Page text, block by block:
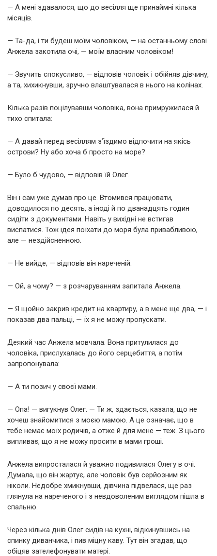
— А мені здавалося, що до весілля ще принаймні кілька
місяців.
— Та-да, і ти будеш моїм чоловіком, — на останньому слові
Анжела закотила очі, — моїм власним чоловіком!
— Звучить спокусливо, — відповів чоловік і обійняв дівчину,
а та, хихикнувши, зручно влаштувалася в нього на колінах.
Кілька разів поцілувавши чоловіка, вона примружилася й
тихо спитала:
— А давай перед весіллям з’їздимо відпочити на якісь
острови? Ну або хоча б просто на море?
— Було б чудово, — відповів їй Олег.
Він і сам уже думав про це. Втомився працювати,
доводилося по десять, а іноді й по дванадцять годин
сидіти з документами. Навіть у вихідні не встигав
виспатися. Тож ідея поїхати до моря була привабливою,
але — нездійсненною.
— Не вийде, — відповів він нареченій.
— Ой, а чому? — з розчаруванням запитала Анжела.
— Я щойно закрив кредит на квартиру, а в мене ще два, — і
показав два пальці, — їх я не можу пропускати.
Деякий час Анжела мовчала. Вона притулилася до
чоловіка, прислухалась до його серцебиття, а потім
запропонувала:
— А ти позич у своєї мами.
— Опа! — вигукнув Олег. — Ти ж, здається, казала, що не
хочеш знайомитися з моєю мамою. А це означає, що в
тебе немає моїх родичів, а отже й для мене — теж. З цього
випливає, що я не можу просити в мами гроші.
Анжела випросталася й уважно подивилася Олегу в очі.
Думала, що він жартує, але чоловік був серйозним як
ніколи. Недобре хмикнувши, дівчина підвелася, ще раз
глянула на нареченого і з невдоволеним виглядом пішла в
спальню.
Через кілька днів Олег сидів на кухні, відкинувшись на
спинку диванчика, і пив міцну каву. Тут він згадав, що
обіцяв зателефонувати матері.